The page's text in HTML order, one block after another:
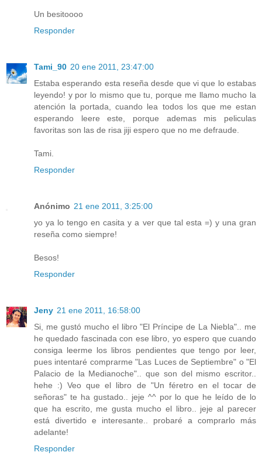
Un besitoooo
Responder
Tami_90 20 ene 2011, 23:47:00
Estaba esperando esta reseña desde que vi que lo estabas
leyendo! y por lo mismo que tu, porque me llamo mucho la
atención la portada, cuando lea todos los que me estan
esperando leere este, porque ademas mis peliculas
favoritas son las de risa jiji espero que no me defraude.
Tami.
Responder
Anónimo 21 ene 2011, 3:25:00
yo ya lo tengo en casita y a ver que tal esta =) y una gran
reseña como siempre!
Besos!
Responder
Jeny 21 ene 2011, 16:58:00
Si, me gustó mucho el libro "El Príncipe de La Niebla".. me
he quedado fascinada con ese libro, yo espero que cuando
consiga leerme los libros pendientes que tengo por leer,
pues intentaré comprarme "Las Luces de Septiembre" o "El
Palacio de la Medianoche".. que son del mismo escritor..
hehe :) Veo que el libro de "Un féretro en el tocar de
señoras" te ha gustado.. jeje ^^ por lo que he leído de lo
que ha escrito, me gusta mucho el libro.. jeje al parecer
está divertido e interesante.. probaré a comprarlo más
adelante!
Responder